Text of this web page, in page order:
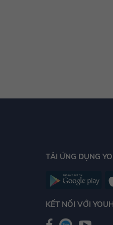
đương đại, vườn dưỡng sinh,
lều vọng cảnh và khu dàn hoa
thị, Bể bơi bốn mùa trong nhà và
thư giãn , hệ thống sân tập thể
TẢI ỨNG DỤNG
KẾT NỐI VỚI